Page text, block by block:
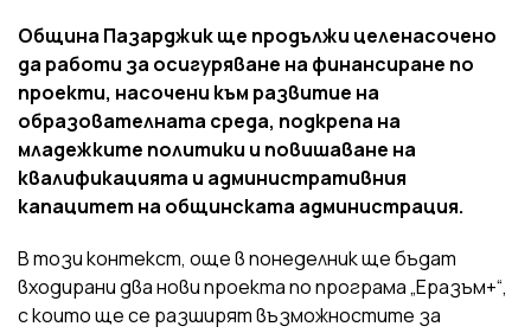
Община Пазарджик ще продължи целенасочено
да работи за осигуряване на финансиране по
проекти, насочени към развитие на
образователната среда, подкрепа на
младежките политики и повишаване на
квалификацията и административния
капацитет на общинската администрация.
В този контекст, още в понеделник ще бъдат
входирани два нови проекта по програма „Еразъм+“,
с които ще се разширят възможностите за